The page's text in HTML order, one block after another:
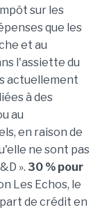
sur les
que les
et au
l'assiette du
actuellement
à des
au
en raison de
ne sont pas
». 30 % pour
Les Echos, le
de crédit en